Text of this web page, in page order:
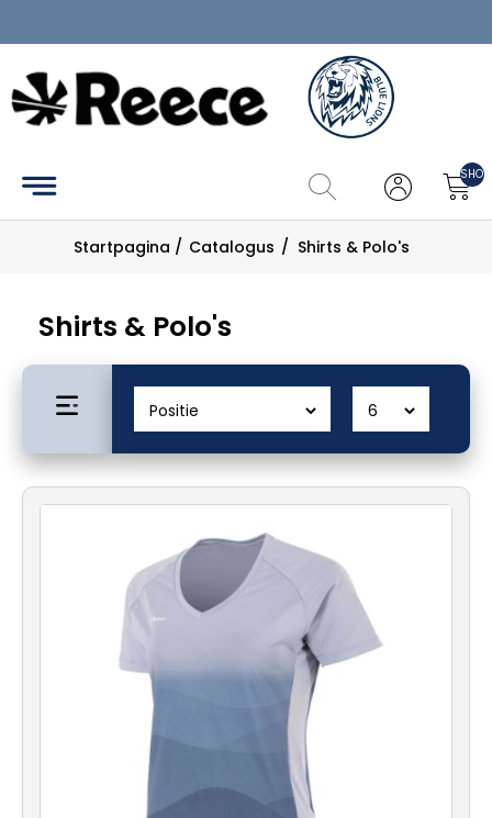
Home
Hockey
Tennis
Pickleball
Catalogus
Maattabel
Mijn
account
Startpagina / Catalogus / Shirts & Polo's
Shirts & Polo's